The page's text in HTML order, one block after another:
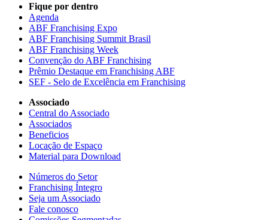
Fique por dentro
Agenda
ABF Franchising Expo
ABF Franchising Summit Brasil
ABF Franchising Week
Convenção do ABF Franchising
Prêmio Destaque em Franchising ABF
SEF - Selo de Excelência em Franchising
Associado
Central do Associado
Associados
Beneficios
Locação de Espaço
Material para Download
Números do Setor
Franchising Íntegro
Seja um Associado
Fale conosco